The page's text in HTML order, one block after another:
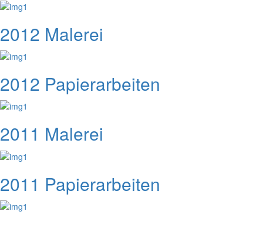
2012 Malerei
2012 Papierarbeiten
2011 Malerei
2011 Papierarbeiten